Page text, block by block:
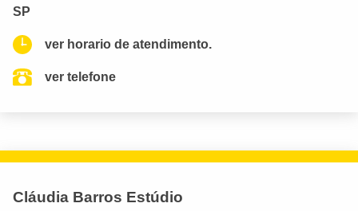
SP
ver horario de atendimento.
ver telefone
Cláudia Barros Estúdio